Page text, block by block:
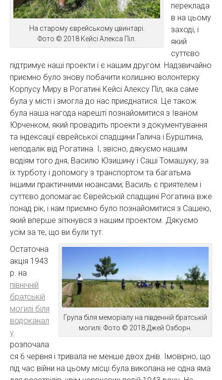
На старому єврейському цвинтарі.
Фото © 2018 Кейсі Алекса Піл.
переклада
в на цьому
заході, і
який
суттєво
підтримує наші проекти і є нашим другом. Надзвичайно
приємно було знову побачити колишню волонтерку
Корпусу Миру в Рогатині Кейсі Алексу Піл, яка саме
була у місті і змогла до нас приєднатися. Це також
була наша нагода нарешті познайомитися з Іваном
Юрченком, який провадить проекти з документування
та індексації єврейської спадщини Галича і Бурштина,
неподалік від Рогатина. І, звісно, дякуємо нашим
водіям того дня, Василю Юзишину і Саші Томашуку, за
їх турботу і допомогу з транспортом та багатьма
іншими практичними нюансами; Василь є приятелем і
суттєво допомагає Єврейській спадщині Рогатина вже
понад рік, і нам приємно було познайомитися з Сашею,
який вперше зіткнувся з нашим проектом. Дякуємо
усім за те, що ви були тут.
Група біля меморіалу на південній братській
могилі. Фото © 2018 Джей Озборн.
Остаточна
акція 1943
р. на
північній
братській
могилі біля
водоканал
у
розпочала
ся 6 червня і тривала не менше двох днів. Імовірно, що
під час війни на цьому місці була викопана не одна яма